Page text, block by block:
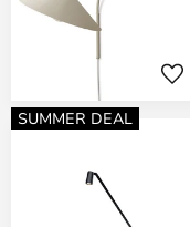
SUMMER DEAL